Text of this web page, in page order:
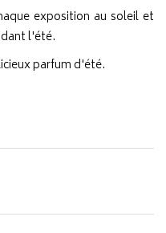
exposition au soleil et
l'été.
parfum d'été.